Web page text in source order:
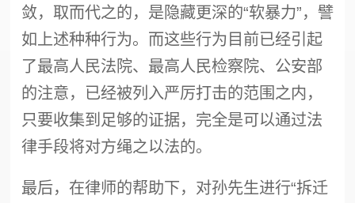
敛，取而代之的，是隐藏更深的“软暴力”，譬
如上述种种行为。而这些行为目前已经引起
了最高人民法院、最高人民检察院、公安部
的注意，已经被列入严厉打击的范围之内，
只要收集到足够的证据，完全是可以通过法
律手段将对方绳之以法的。
最后，在律师的帮助下，对孙先生进行“拆迁